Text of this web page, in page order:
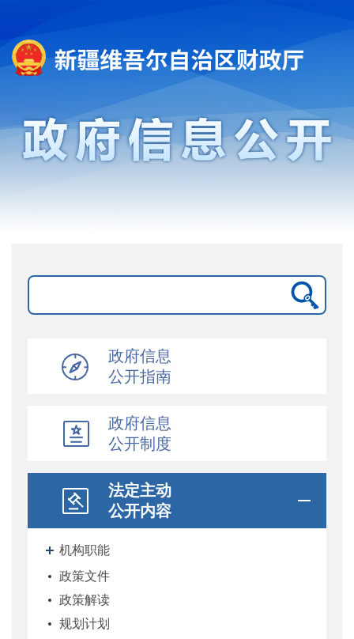
政府信息
公开指南
政府信息
公开制度
法定主动
公开内容
机构职能
政策文件
政策解读
规划计划